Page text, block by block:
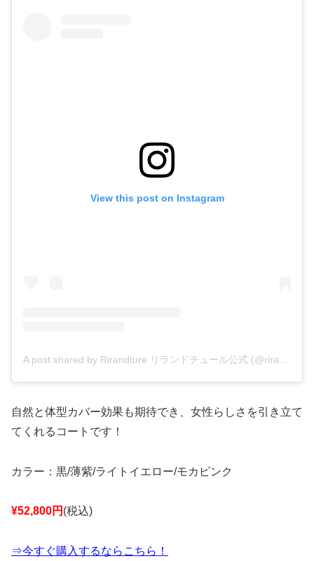
View this post on Instagram
自然と体型カバー効果も期待でき、女性らしさを引き立て
てくれるコートです！
カラー：黒/薄紫/ライトイエロー/モカピンク
¥52,800円 (税込)
⇒今すぐ購入するならこちら！